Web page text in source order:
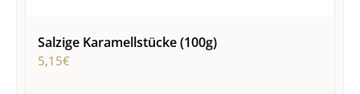
Salzige Karamellstücke (100g)
5,15€